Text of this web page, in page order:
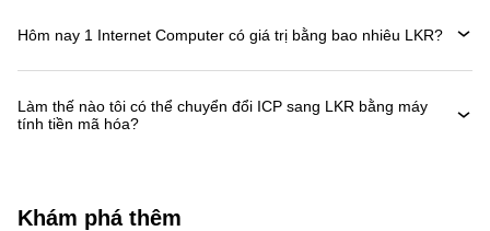
Hôm nay 1 Internet Computer có giá trị bằng bao nhiêu LKR?
Làm thế nào tôi có thể chuyển đổi ICP sang LKR bằng máy
tính tiền mã hóa?
Khám phá thêm